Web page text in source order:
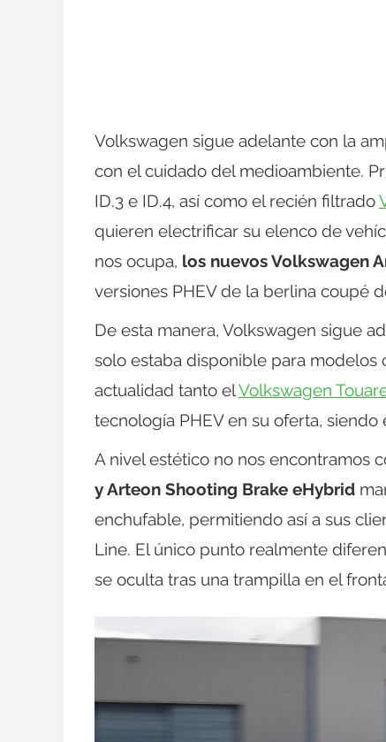
Volkswagen sigue adelante con la
con el cuidado del medioambiente.
ID.3 e ID.4, así como el recién filtrado
quieren electrificar su elenco de
nos ocupa, los nuevos Volkswagen
versiones PHEV de la berlina coupé
De esta manera, Volkswagen sigue
solo estaba disponible para modelos
actualidad tanto elVolkswagen
tecnología PHEV en su oferta, siendo
A nivel estético no nos encontramos
y Arteon Shooting Brake eHybrid
enchufable, permitiendo así a sus
Line. El único punto realmente
se oculta tras una trampilla en el